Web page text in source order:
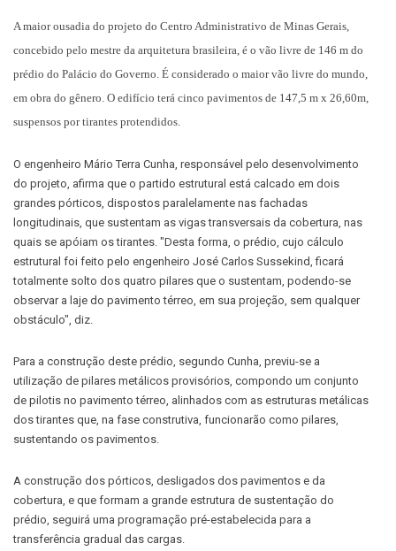
A maior ousadia do projeto do Centro Administrativo de Minas Gerais,
concebido pelo mestre da arquitetura brasileira, é o vão livre de 146 m do
prédio do Palácio do Governo. É considerado o maior vão livre do mundo,
em obra do gênero. O edifício terá cinco pavimentos de 147,5 m x 26,60m,
suspensos por tirantes protendidos.
O engenheiro Mário Terra Cunha, responsável pelo desenvolvimento
do projeto, afirma que o partido estrutural está calcado em dois
grandes pórticos, dispostos paralelamente nas fachadas
longitudinais, que sustentam as vigas transversais da cobertura, nas
quais se apóiam os tirantes. "Desta forma, o prédio, cujo cálculo
estrutural foi feito pelo engenheiro José Carlos Sussekind, ficará
totalmente solto dos quatro pilares que o sustentam, podendo-se
observar a laje do pavimento térreo, em sua projeção, sem qualquer
obstáculo", diz.
Para a construção deste prédio, segundo Cunha, previu-se a
utilização de pilares metálicos provisórios, compondo um conjunto
de pilotis no pavimento térreo, alinhados com as estruturas metálicas
dos tirantes que, na fase construtiva, funcionarão como pilares,
sustentando os pavimentos.
A construção dos pórticos, desligados dos pavimentos e da
cobertura, e que formam a grande estrutura de sustentação do
prédio, seguirá uma programação pré-estabelecida para a
transferência gradual das cargas.